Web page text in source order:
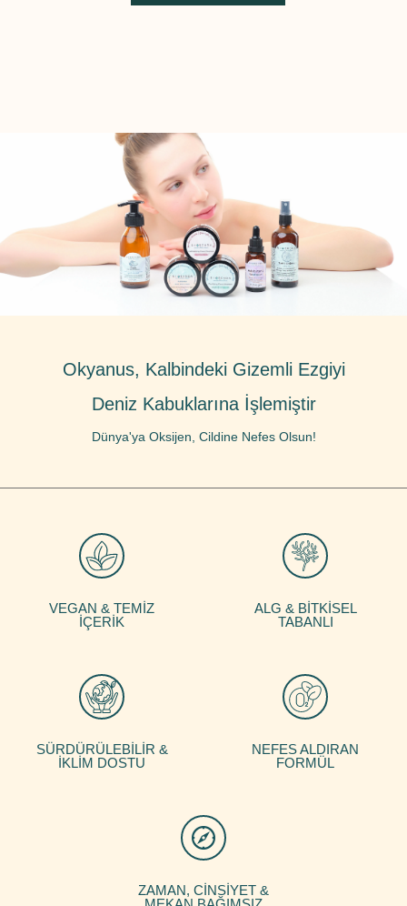
Okyanus, Kalbindeki Gizemli Ezgiyi
Deniz Kabuklarına İşlemiştir
Dünya'ya Oksijen, Cildine Nefes Olsun!
VEGAN & TEMİZ
İÇERİK
ALG & BİTKİSEL
TABANLI
SÜRDÜRÜLEBİLİR &
İKLİM DOSTU
NEFES ALDIRAN
FORMÜL
ZAMAN, CİNSİYET &